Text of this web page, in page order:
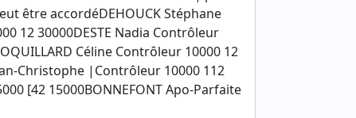
être accordéDEHOUCK Stéphane
12 30000DESTE Nadia Contrôleur
Céline Contrôleur 10000 12
Christophe |Contrôleur 10000 112
[42 15000BONNEFONT Apo-Parfaite